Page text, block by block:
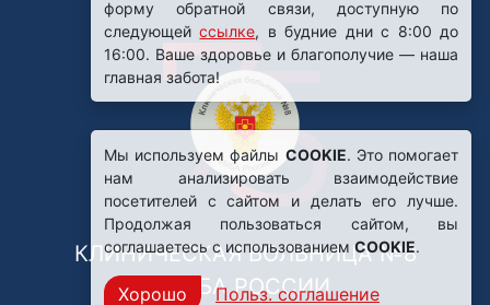
КЛИНИЧЕСКАЯ БОЛЬНИЦА №8
ФМБА РОССИИ
Мы используем файлы COOKIE. Это помогает
нам анализировать взаимодействие
посетителей с сайтом и делать его лучше.
Продолжая пользоваться сайтом, вы
соглашаетесь с использованиемCOOKIE.
Хорошо Польз. соглашение